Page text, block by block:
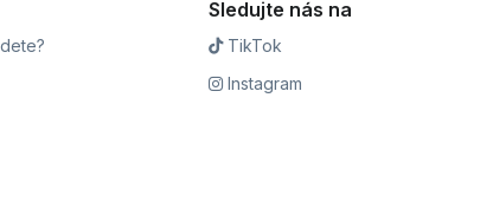
Sledujte nás na
TikTok
Instagram